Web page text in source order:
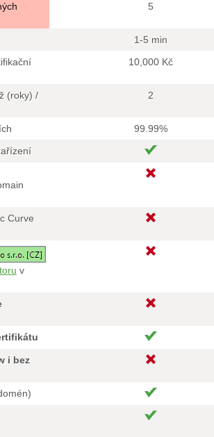
5
1-5 min
10,000 Kč
(roky) /
2
99.99%
Curve
v
i bez